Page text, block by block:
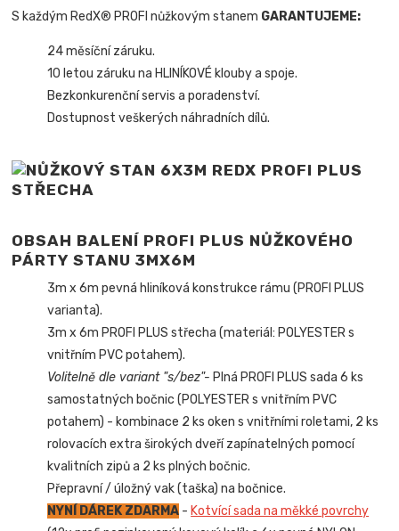
S každým RedX® PROFI nůžkovým stanem GARANTUJEME:
24 měsíční záruku.
10 letou záruku na HLINÍKOVÉ klouby a spoje.
Bezkonkurenční servis a poradenství.
Dostupnost veškerých náhradních dílů.
OBSAH BALENÍ PROFI PLUS NŮŽKOVÉHO
PÁRTY STANU 3MX6M
3m x 6m pevná hliníková konstrukce rámu (PROFI PLUS
varianta).
3m x 6m PROFI PLUS střecha (materiál: POLYESTER s
vnitřním PVC potahem).
Volitelně dle variant "s/bez"- Plná PROFI PLUS sada 6 ks
samostatných bočnic (POLYESTER s vnitřním PVC
potahem) - kombinace 2 ks oken s vnitřními roletami, 2 ks
rolovacích extra širokých dveří zapínatelných pomocí
kvalitních zipů a 2 ks plných bočnic.
Přepravní / úložný vak (taška) na bočnice.
NYNÍ DÁREK ZDARMA - Kotvící sada na měkké povrchy